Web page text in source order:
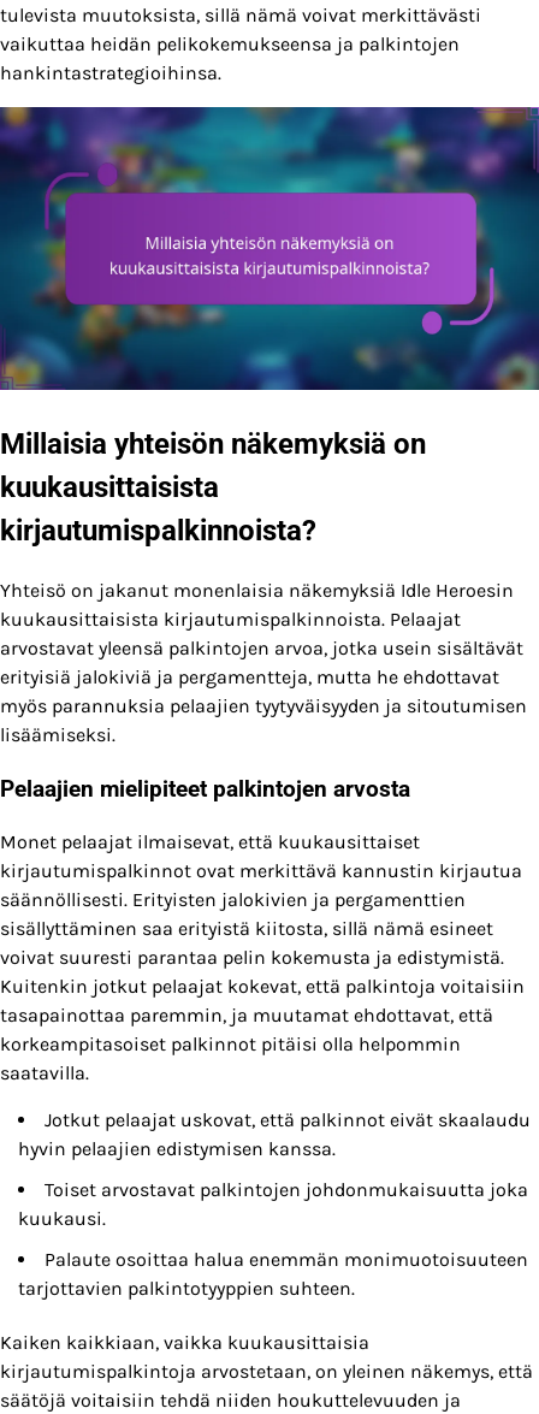
tulevista muutoksista, sillä nämä voivat merkittävästi
vaikuttaa heidän pelikokemukseensa ja palkintojen
hankintastrategioihinsa.
Millaisia yhteisön näkemyksiä on
kuukausittaisista
kirjautumispalkinnoista?
Yhteisö on jakanut monenlaisia näkemyksiä Idle Heroesin
kuukausittaisista kirjautumispalkinnoista. Pelaajat
arvostavat yleensä palkintojen arvoa, jotka usein sisältävät
erityisiä jalokiviä ja pergamentteja, mutta he ehdottavat
myös parannuksia pelaajien tyytyväisyyden ja sitoutumisen
lisäämiseksi.
Pelaajien mielipiteet palkintojen arvosta
Monet pelaajat ilmaisevat, että kuukausittaiset
kirjautumispalkinnot ovat merkittävä kannustin kirjautua
säännöllisesti. Erityisten jalokivien ja pergamenttien
sisällyttäminen saa erityistä kiitosta, sillä nämä esineet
voivat suuresti parantaa pelin kokemusta ja edistymistä.
Kuitenkin jotkut pelaajat kokevat, että palkintoja voitaisiin
tasapainottaa paremmin, ja muutamat ehdottavat, että
korkeampitasoiset palkinnot pitäisi olla helpommin
saatavilla.
Jotkut pelaajat uskovat, että palkinnot eivät skaalaudu
hyvin pelaajien edistymisen kanssa.
Toiset arvostavat palkintojen johdonmukaisuutta joka
kuukausi.
Palaute osoittaa halua enemmän monimuotoisuuteen
tarjottavien palkintotyyppien suhteen.
Kaiken kaikkiaan, vaikka kuukausittaisia
kirjautumispalkintoja arvostetaan, on yleinen näkemys, että
säätöjä voitaisiin tehdä niiden houkuttelevuuden ja